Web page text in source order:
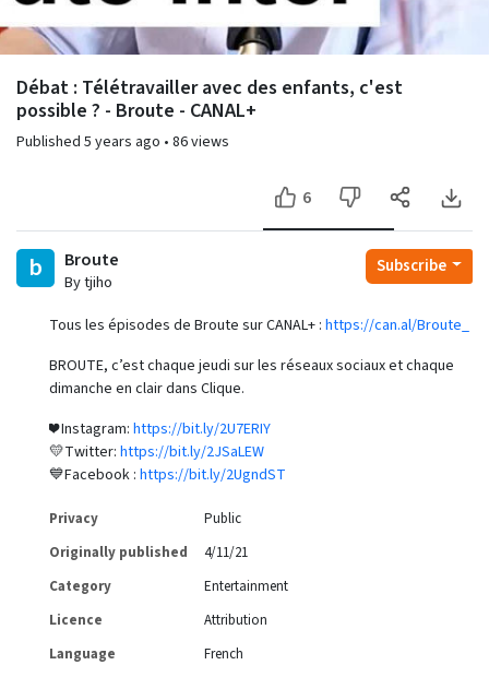
Débat : Télétravailler avec des enfants, c'est
possible ? - Broute - CANAL+
Published 5 years ago • 86 views
6
b Broute
By tjiho
Subscribe
Tous les épisodes de Broute sur CANAL+ :https://can.al/Broute_​​​​
BROUTE, c’est chaque jeudi sur les réseaux sociaux et chaque
dimanche en clair dans Clique.
❤️ Instagram:https://bit.ly/2U7ERIY​​​​
💛Twitter:https://bit.ly/2JSaLEW​​​​
💙Facebook :https://bit.ly/2UgndST​​
Privacy
Public
Originally published
4/11/21
Category
Entertainment
Licence
Attribution
Language
French